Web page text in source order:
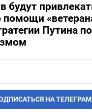
будут
помощи
Путина
НА ТЕЛЕГРАМ